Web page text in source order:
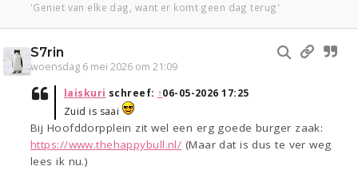
'Geniet van elke dag, want er komt geen dag terug'
S7rin
woensdag 6 mei 2026 om 21:09
laiskuri schreef: ↑06-05-2026 17:25
Zuid is saai
Bij Hoofddorpplein zit wel een erg goede burger zaak:
https://www.thehappybull.nl/ (Maar dat is dus te ver weg
lees ik nu.)